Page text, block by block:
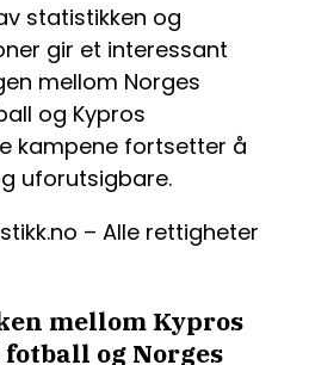
statistikken og
gir et interessant
mellom Norges
og Kypros
kampene fortsetter å
uforutsigbare.
– Alle rettigheter
mellom Kypros
og Norges